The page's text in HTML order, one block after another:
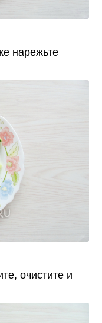
нарежьте
очистите и